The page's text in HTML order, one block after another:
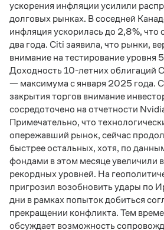
ускорения инфляции усилили
долговых рынках. В соседней
инфляция ускорилась до 2,8%, что
два года. Citi заявила, что рынки,
внимание на тестирование уровня
Доходность 10-летних облигаций
— максимума с января 2025 года.
закрытия торгов внимание
сосредоточено на отчетности
Примечательно, что
опережавший рынок, сейчас
быстрее остальных, хотя, по
фондами в этом месяце увеличили
рекордных уровней. На
пригрозил возобновить удары по
дни в рамках попыток добиться
прекращении конфликта. Тем
обсуждает возможность